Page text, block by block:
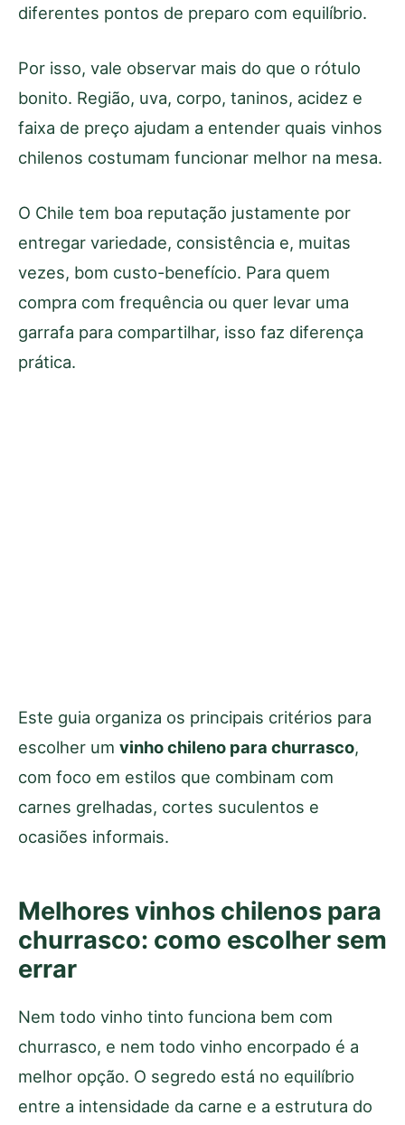
diferentes pontos de preparo com equilíbrio.
Por isso, vale observar mais do que o rótulo
bonito. Região, uva, corpo, taninos, acidez e
faixa de preço ajudam a entender quais vinhos
chilenos costumam funcionar melhor na mesa.
O Chile tem boa reputação justamente por
entregar variedade, consistência e, muitas
vezes, bom custo-benefício. Para quem
compra com frequência ou quer levar uma
garrafa para compartilhar, isso faz diferença
prática.
Este guia organiza os principais critérios para
escolher um vinho chileno para churrasco,
com foco em estilos que combinam com
carnes grelhadas, cortes suculentos e
ocasiões informais.
Melhores vinhos chilenos para
churrasco: como escolher sem
errar
Nem todo vinho tinto funciona bem com
churrasco, e nem todo vinho encorpado é a
melhor opção. O segredo está no equilíbrio
entre a intensidade da carne e a estrutura do